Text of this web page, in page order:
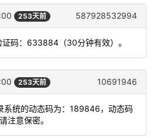
253天前 587928532994
证码：633884（30分钟有效）。
253天前 10691946
系统的动态码为：189846，动态码
注意保密。